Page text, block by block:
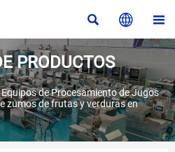
  
PRODUCTOS
Equipos de Procesamiento de Jugos
zumos de frutas y verduras en